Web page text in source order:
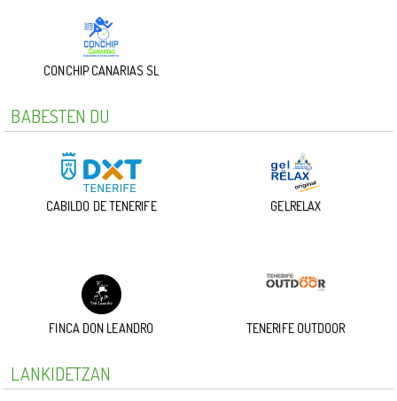
CONCHIP CANARIAS SL
BABESTEN DU
CABILDO DE TENERIFE GELRELAX
FINCA DON LEANDRO TENERIFE OUTDOOR
LANKIDETZAN